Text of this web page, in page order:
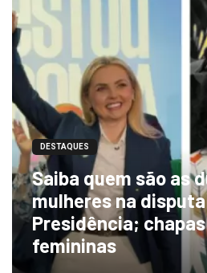
DESTAQUES
Saiba quem são as
mulheres na
Presidência; chapas
femininas